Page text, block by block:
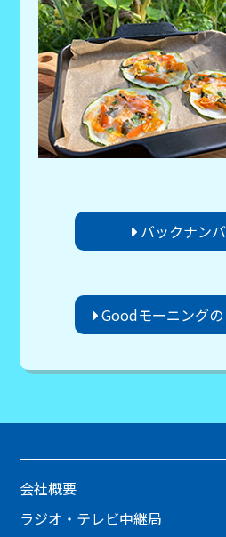
バックナン
Goodモーニングの
会社概要
ラジオ・テレビ中継局